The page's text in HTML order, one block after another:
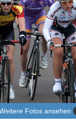
Fotos ansehen